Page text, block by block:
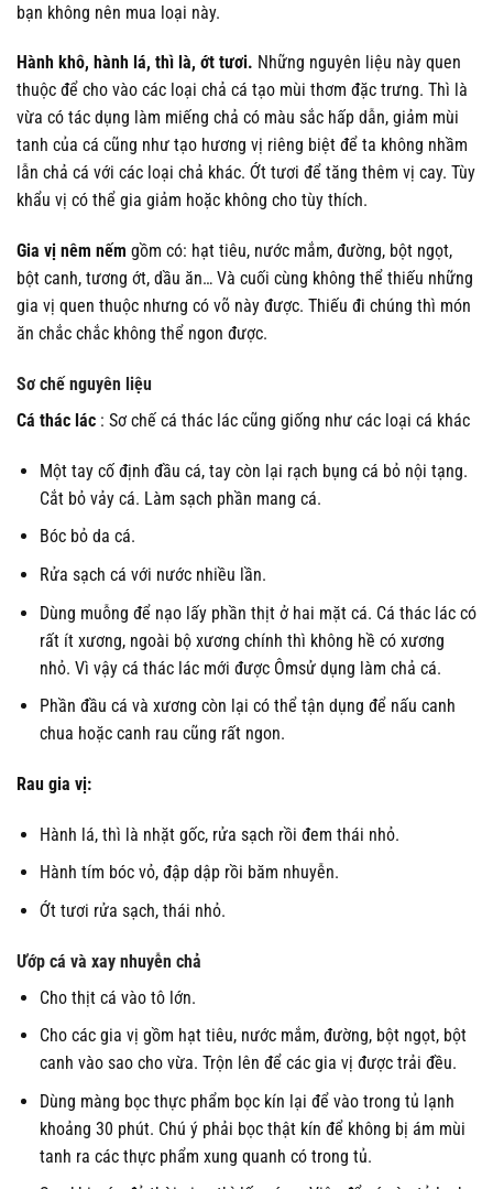
bạn không nên mua loại này.
Hành khô, hành lá, thì là, ớt tươi. Những nguyên liệu này quen
thuộc để cho vào các loại chả cá tạo mùi thơm đặc trưng. Thì là
vừa có tác dụng làm miếng chả có màu sắc hấp dẫn, giảm mùi
tanh của cá cũng như tạo hương vị riêng biệt để ta không nhầm
lẫn chả cá với các loại chả khác. Ớt tươi để tăng thêm vị cay. Tùy
khẩu vị có thể gia giảm hoặc không cho tùy thích.
Gia vị nêm nếm gồm có: hạt tiêu, nước mắm, đường, bột ngọt,
bột canh, tương ớt, dầu ăn… Và cuối cùng không thể thiếu những
gia vị quen thuộc nhưng có võ này được. Thiếu đi chúng thì món
ăn chắc chắc không thể ngon được.
Sơ chế nguyên liệu
Cá thác lác : Sơ chế cá thác lác cũng giống như các loại cá khác
Một tay cố định đầu cá, tay còn lại rạch bụng cá bỏ nội tạng.
Cắt bỏ vảy cá. Làm sạch phần mang cá.
Bóc bỏ da cá.
Rửa sạch cá với nước nhiều lần.
Dùng muỗng để nạo lấy phần thịt ở hai mặt cá. Cá thác lác có
rất ít xương, ngoài bộ xương chính thì không hề có xương
nhỏ. Vì vậy cá thác lác mới được Ômsử dụng làm chả cá.
Phần đầu cá và xương còn lại có thể tận dụng để nấu canh
chua hoặc canh rau cũng rất ngon.
Rau gia vị:
Hành lá, thì là nhặt gốc, rửa sạch rồi đem thái nhỏ.
Hành tím bóc vỏ, đập dập rồi băm nhuyễn.
Ớt tươi rửa sạch, thái nhỏ.
Ướp cá và xay nhuyễn chả
Cho thịt cá vào tô lớn.
Cho các gia vị gồm hạt tiêu, nước mắm, đường, bột ngọt, bột
canh vào sao cho vừa. Trộn lên để các gia vị được trải đều.
Dùng màng bọc thực phẩm bọc kín lại để vào trong tủ lạnh
khoảng 30 phút. Chú ý phải bọc thật kín để không bị ám mùi
tanh ra các thực phẩm xung quanh có trong tủ.